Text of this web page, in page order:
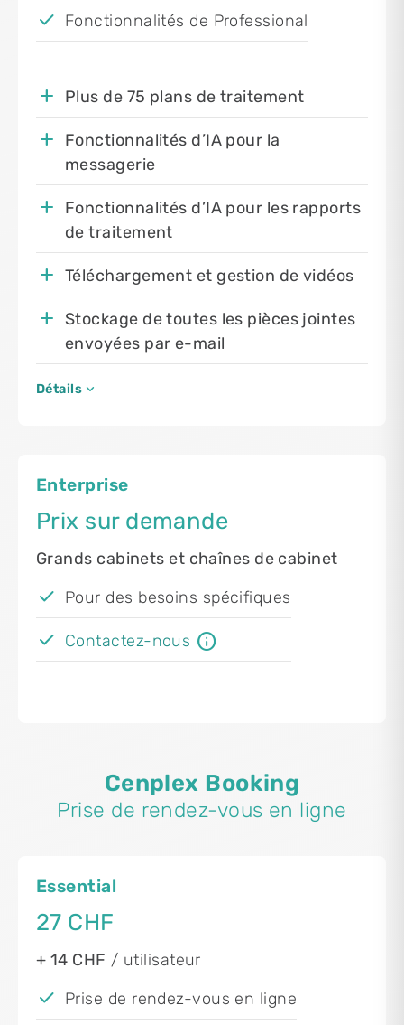
Fonctionnalités de Professional
Plus de 75 plans de traitement
Fonctionnalités d’IA pour la
messagerie
Fonctionnalités d’IA pour les rapports
de traitement
Téléchargement et gestion de vidéos
Stockage de toutes les pièces jointes
envoyées par e-mail
Détails expand_more
Enterprise
Prix sur demande
Grands cabinets et chaînes de cabinet
Pour des besoins spécifiques
Contactez-nous info
Cenplex Booking
Prise de rendez-vous en ligne
Essential
27 CHF
+ 14 CHF / utilisateur
Prise de rendez-vous en ligne